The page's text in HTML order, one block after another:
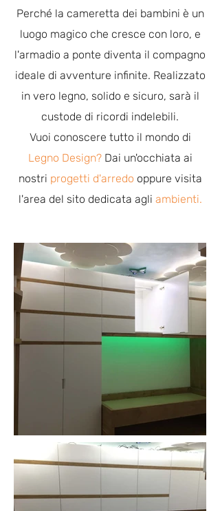
Perché la cameretta dei bambini è un
luogo magico che cresce con loro, e
l'armadio a ponte diventa il compagno
ideale di avventure infinite. Realizzato
in vero legno, solido e sicuro, sarà il
custode di ricordi indelebili.
Vuoi conoscere tutto il mondo di
Legno Design?Dai un'occhiata ai
nostri progetti d'arredo oppure visita
l'area del sito dedicata agli ambienti.